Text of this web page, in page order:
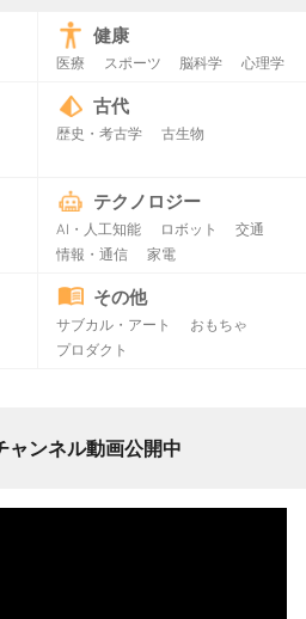
健康
医療 スポーツ 脳科学 心理学
古代
歴史・考古学 古生物
テクノロジー
AI・人工知能 ロボット
交通
情報・通信
家電
その他
サブカル・アート
おもちゃ
プロダクト
ャンネル動画公開中